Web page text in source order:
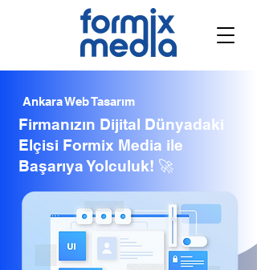
Ankara Web Tasarım
Firmanızın Dijital Dünyadaki
Elçisi Formix Media ile
Başarıya Yolculuk! 🚀